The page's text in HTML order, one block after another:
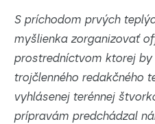
S príchodom prvých
myšlienka zorganizovať
prostredníctvom ktorej
trojčlenného redakčného
vyhlásenej terénnej
prípravám predchádzal